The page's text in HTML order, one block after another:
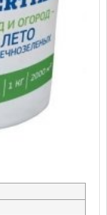
хвойников